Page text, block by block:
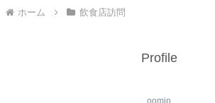
ホーム 飲食店訪問
Profile
oomin